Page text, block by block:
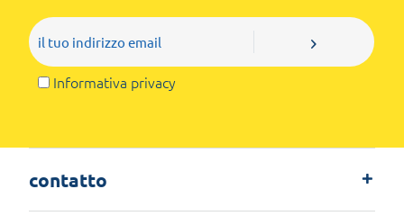
Informativa privacy
contatto